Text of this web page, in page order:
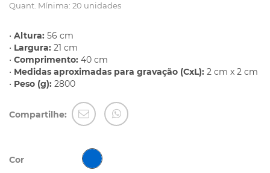
Quant. Mínima: 20 unidades
• Altura: 56 cm
• Largura: 21 cm
• Comprimento: 40 cm
• Medidas aproximadas para gravação (CxL): 2 cm x 2 cm
• Peso (g): 2800
Compartilhe:
Cor